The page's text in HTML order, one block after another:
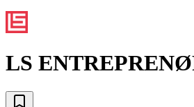
LS